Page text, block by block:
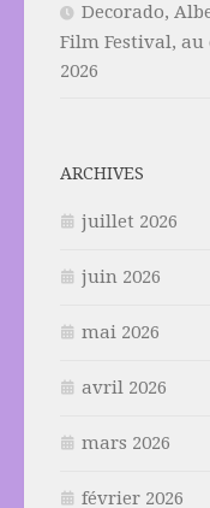
Decorado,
Film Festival, au
2026
ARCHIVES
juillet 2026
juin 2026
mai 2026
avril 2026
mars 2026
février 2026